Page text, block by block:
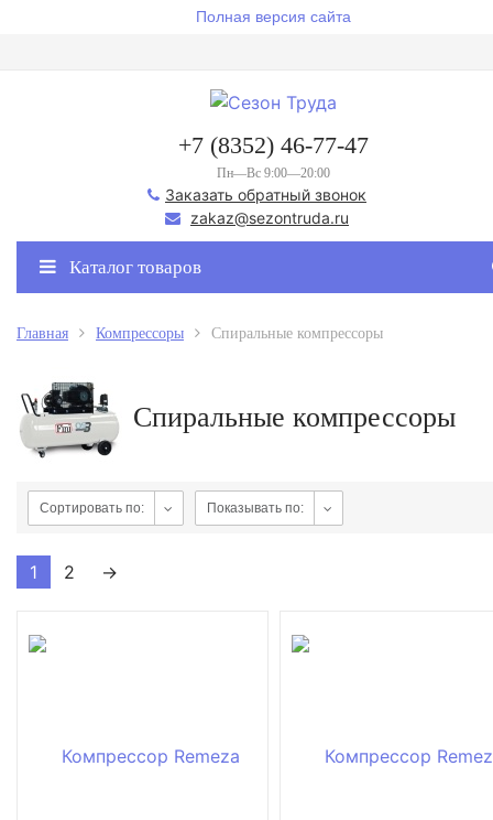
Полная версия сайта
+7 (8352) 46-77-47
Пн—Вс 9:00—20:00
Заказать обратный звонок
zakaz@sezontruda.ru
Каталог товаров
Главная Компрессоры Спиральные компрессоры
Спиральные компрессоры
Сортировать по: Показывать по:
1 2 →